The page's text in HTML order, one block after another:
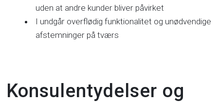
uden at andre kunder bliver påvirket
I undgår overflødig funktionalitet og unødvendige
afstemninger på tværs
Konsulentydelser og